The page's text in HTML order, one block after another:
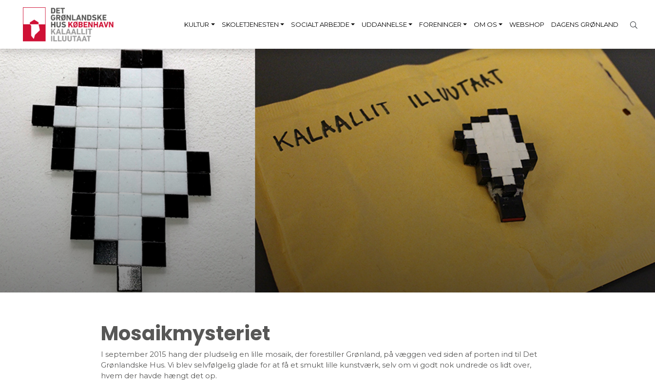
KULTUR SKOLETJENESTEN SOCIALT ARBEJDE UDDANNELSE FORENINGER OM OS WEBSHOP DAGENS GRØNLAND
Mosaikmysteriet
I september 2015 hang der pludselig en lille mosaik, der forestiller Grønland, på væggen ved siden af porten ind til Det
Grønlandske Hus. Vi blev selvfølgelig glade for at få et smukt lille kunstværk, selv om vi godt nok undrede os lidt over,
hvem der havde hængt det op.